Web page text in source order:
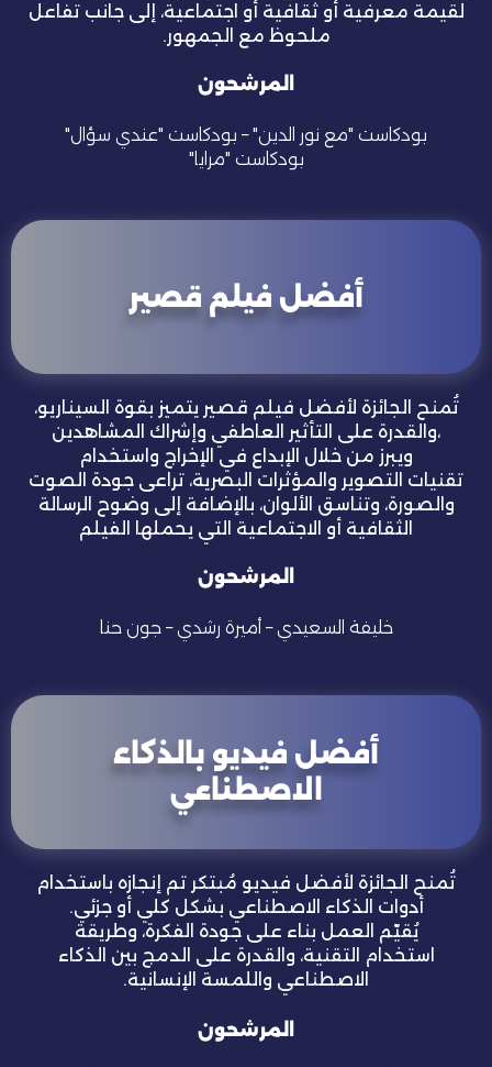
لقيمة معرفية أو ثقافية أو اجتماعية، إلى جانب تفاعل
ملحوظ مع الجمهور.
المرشحون
بودكاست "مع نور الدين"– بودكاست "عندي سؤال"
"بودكاست "مرايا
أفضل فيلم قصير
تُمنح الجائزة لأفضل فيلم قصير يتميز بقوة السيناريو،
والقدرة على التأثير العاطفي وإشراك المشاهدين،
ويبرز من خلال الإبداع في الإخراج واستخدام
تقنيات التصوير والمؤثرات البصرية، تراعى جودة الصوت
والصورة، وتناسق الألوان، بالإضافة إلى وضوح الرسالة
الثقافية أو الاجتماعية التي يحملها الفيلم
المرشحون
خليفة السعيدي– أميرة رشدي – جون حنا
أفضل فيديو بالذكاء
الاصطناعي
تُمنح الجائزة لأفضل فيديو مُبتكر تم إنجازه باستخدام
أدوات الذكاء الاصطناعي بشكل كلي أو جزئي.
يُقيّم العمل بناء على جودة الفكرة، وطريقة
استخدام التقنية، والقدرة على الدمج بين الذكاء
الاصطناعي واللمسة الإنسانية.
المرشحون